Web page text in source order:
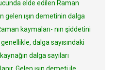
elde edilen Raman
gelen ışın demetinin dalga
kaymaları- nın şiddetini
dalga sayısındaki
dalga sayıları